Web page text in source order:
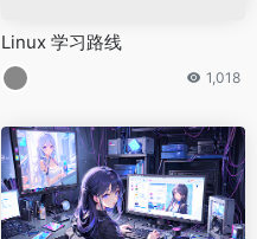
Linux 学习路线
1,018